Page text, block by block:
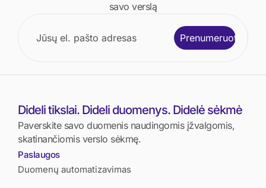
savo verslą
Prenumeruoti
Dideli tikslai. Dideli duomenys. Didelė sėkmė
Paverskite savo duomenis naudingomis įžvalgomis,
skatinančiomis verslo sėkmę.
Paslaugos
Duomenų automatizavimas